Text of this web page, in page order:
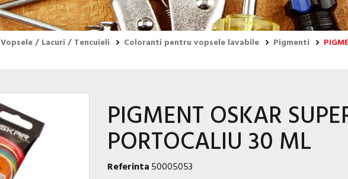
Vopsele / Lacuri / Tencuieli Coloranti pentru vopsele lavabile Pigmenti
PIGMENT OSKAR
PORTOCALIU 30 ML
Referinta50005053